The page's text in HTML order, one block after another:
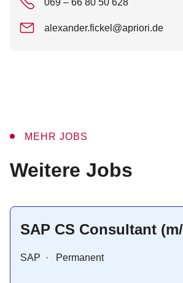
069 – 66 80 50 628
alexander.fickel@apriori.de
MEHR JOBS
:
Weitere Jobs
SAP CS Consultant
SAP · Permanent